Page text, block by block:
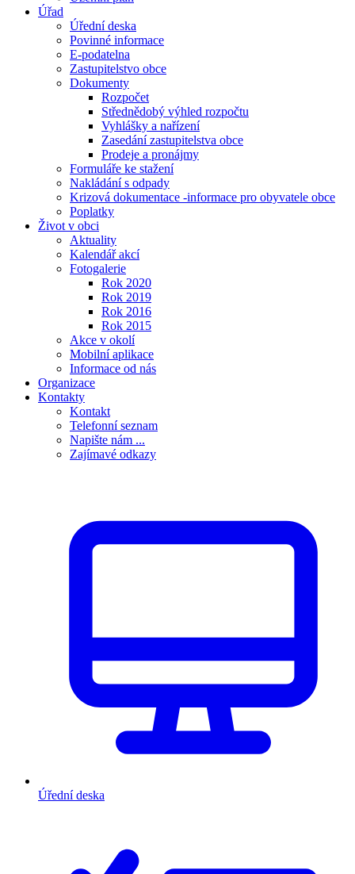
Úřad
Úřední deska
Povinné informace
E-podatelna
Zastupitelstvo obce
Dokumenty
Rozpočet
Střednědobý výhled rozpočtu
Vyhlášky a nařízení
Zasedání zastupitelstva obce
Prodeje a pronájmy
Formuláře ke stažení
Nakládání s odpady
Krizová dokumentace -informace pro obyvatele obce
Poplatky
Život v obci
Aktuality
Kalendář akcí
Fotogalerie
Rok 2020
Rok 2019
Rok 2016
Rok 2015
Akce v okolí
Mobilní aplikace
Informace od nás
Organizace
Kontakty
Kontakt
Telefonní seznam
Napište nám ...
Zajímavé odkazy
Úřední deska